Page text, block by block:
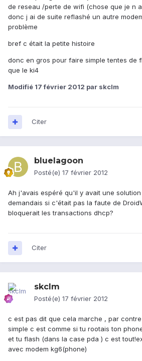
de reseau /perte de wifi (chose que je n
donc j ai de suite reflashé un autre
problème
bref c était la petite histoire
donc en gros pour faire simple tentes de
que le ki4
Modifié 17 février 2012 par skclm
Citer
bluelagoon
Posté(e) 17 février 2012
Ah j'avais espéré qu'il y avait une solution
demandais si c'était pas la faute de
bloquerait les transactions dhcp?
Citer
skclm
Posté(e) 17 février 2012
c est pas dit que cela marche , par
simple c est comme si tu rootais ton
et tu flash (dans la case pda ) c est
avec modem kg6(phone)